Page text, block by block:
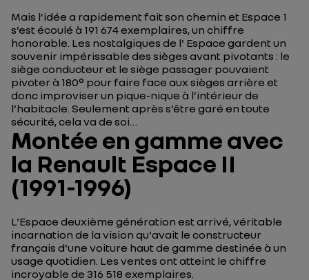
Mais l’idée a rapidement fait son chemin et Espace 1
s’est écoulé à 191 674 exemplaires, un chiffre
honorable. Les nostalgiques de l' Espace gardent un
souvenir impérissable des sièges avant pivotants : le
siège conducteur et le siège passager pouvaient
pivoter à 180° pour faire face aux sièges arrière et
donc improviser un pique-nique à l’intérieur de
l’habitacle. Seulement après s’être garé en toute
sécurité, cela va de soi…
Montée en gamme avec
la Renault Espace II
(1991-1996)
L'Espace deuxième génération est arrivé, véritable
incarnation de la vision qu'avait le constructeur
français d'une voiture haut de gamme destinée à un
usage quotidien. Les ventes ont atteint le chiffre
incroyable de 316 518 exemplaires.